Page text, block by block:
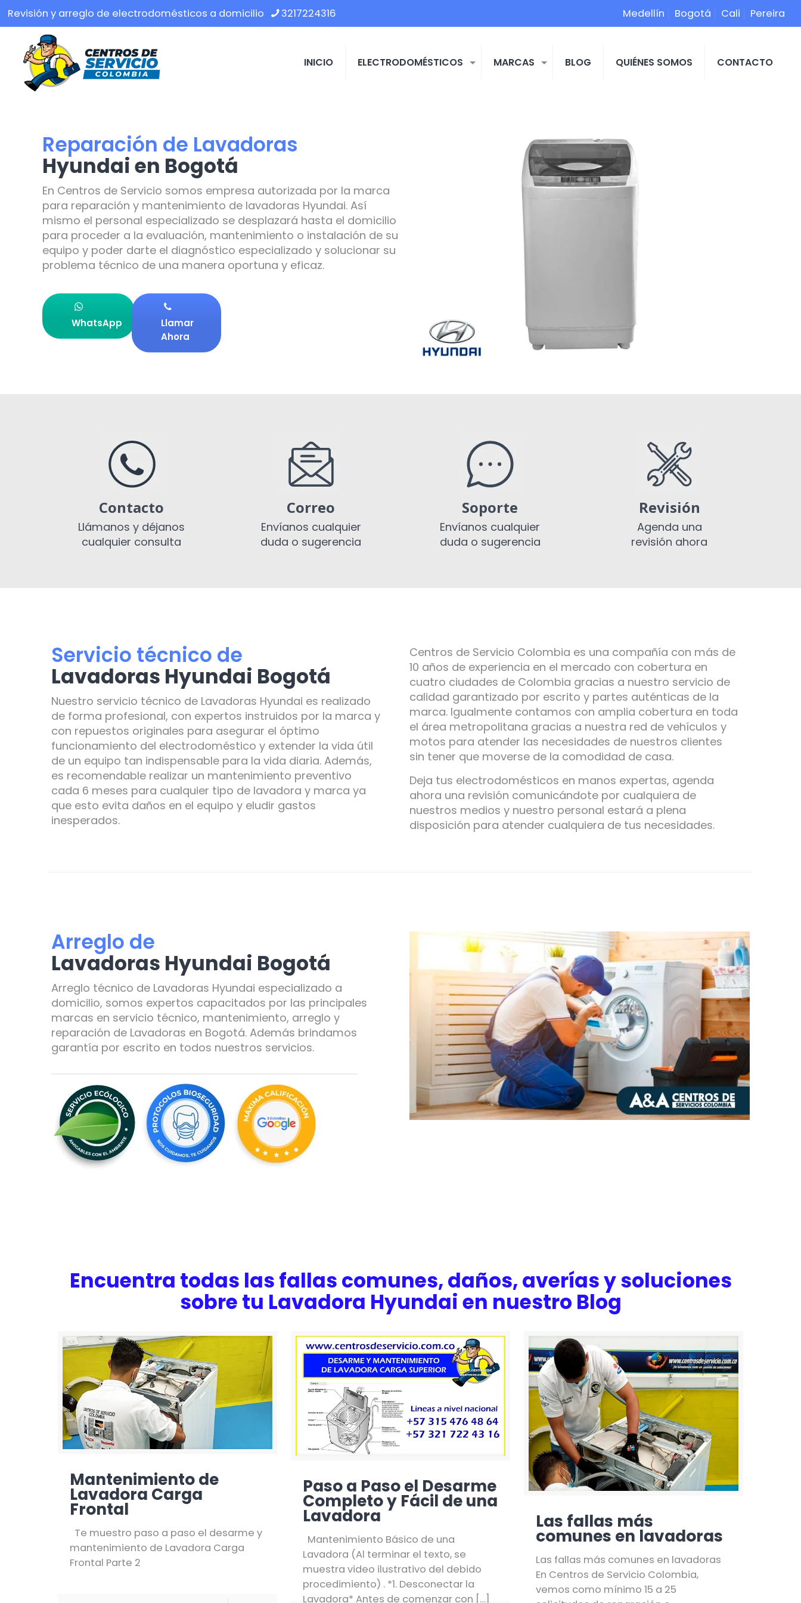
Revisión y arreglo de electrodomésticos a domicilio 3217224316 Medellín Bogotá Cali Pereira
INICIO ELECTRODOMÉSTICOS MARCAS BLOG QUIÉNES SOMOS CONTACTO
Reparación de Lavadoras
Hyundai en Bogotá
En Centros de Servicio somos empresa autorizada por la marca
para reparación y mantenimiento de lavadoras Hyundai. Así
mismo el personal especializado se desplazará hasta el domicilio
para proceder a la evaluación, mantenimiento o instalación de su
equipo y poder darte el diagnóstico especializado y solucionar su
problema técnico de una manera oportuna y eficaz.
WhatsApp
Llamar
Ahora
Contacto
Llámanos y déjanos
cualquier consulta
Correo
Envíanos cualquier
duda o sugerencia
Soporte
Envíanos cualquier
duda o sugerencia
Revisión
Agenda una
revisión ahora
Servicio técnico de
Lavadoras Hyundai Bogotá
Nuestro servicio técnico de Lavadoras Hyundai es realizado
de forma profesional, con expertos instruidos por la marca y
con repuestos originales para asegurar el óptimo
funcionamiento del electrodoméstico y extender la vida útil
de un equipo tan indispensable para la vida diaria. Además,
es recomendable realizar un mantenimiento preventivo
cada 6 meses para cualquier tipo de lavadora y marca ya
que esto evita daños en el equipo y eludir gastos
inesperados.
Centros de Servicio Colombia es una compañía con más de
10 años de experiencia en el mercado con cobertura en
cuatro ciudades de Colombia gracias a nuestro servicio de
calidad garantizado por escrito y partes auténticas de la
marca. Igualmente contamos con amplia cobertura en toda
el área metropolitana gracias a nuestra red de vehículos y
motos para atender las necesidades de nuestros clientes
sin tener que moverse de la comodidad de casa.
Deja tus electrodomésticos en manos expertas, agenda
ahora una revisión comunicándote por cualquiera de
nuestros medios y nuestro personal estará a plena
disposición para atender cualquiera de tus necesidades.
Arreglo de
Lavadoras Hyundai Bogotá
Arreglo técnico de Lavadoras Hyundai especializado a
domicilio, somos expertos capacitados por las principales
marcas en servicio técnico, mantenimiento, arreglo y
reparación de Lavadoras en Bogotá. Además brindamos
garantía por escrito en todos nuestros servicios.
Encuentra todas las fallas comunes, daños, averías y soluciones
sobre tu Lavadora Hyundai en nuestro Blog
Mantenimiento de
Lavadora Carga
Frontal
Te muestro paso a paso el desarme y
mantenimiento de Lavadora Carga
Frontal Parte 2
Paso a Paso el Desarme
Completo y Fácil de una
Lavadora
Mantenimiento Básico de una
Lavadora (Al terminar el texto, se
muestra video ilustrativo del debido
procedimiento) . *1. Desconectar la
Lavadora* Antes de comenzar con […]
Las fallas más
comunes en lavadoras
Las fallas más comunes en lavadoras
En Centros de Servicio Colombia,
vemos como mínimo 15 a 25